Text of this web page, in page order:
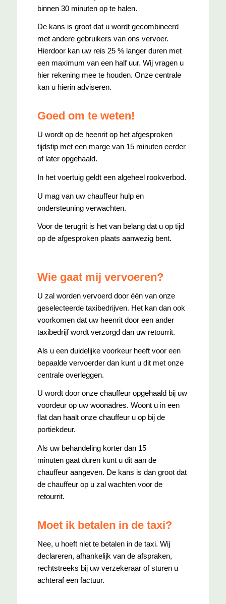
binnen 30 minuten op te halen.
De kans is groot dat u wordt gecombineerd
met andere gebruikers van ons vervoer.
Hierdoor kan uw reis 25 % langer duren met
een maximum van een half uur. Wij vragen u
hier rekening mee te houden. Onze centrale
kan u hierin adviseren.
Goed om te weten!
U wordt op de heenrit op het afgesproken
tijdstip met een marge van 15 minuten eerder
of later opgehaald.
In het voertuig geldt een algeheel rookverbod.
U mag van uw chauffeur hulp en
ondersteuning verwachten.
Voor de terugrit is het van belang dat u op tijd
op de afgesproken plaats aanwezig bent.
Wie gaat mij vervoeren?
U zal worden vervoerd door één van onze
geselecteerde taxibedrijven. Het kan dan ook
voorkomen dat uw heenrit door een ander
taxibedrijf wordt verzorgd dan uw retourrit.
Als u een duidelijke voorkeur heeft voor een
bepaalde vervoerder dan kunt u dit met onze
centrale overleggen.
U wordt door onze chauffeur opgehaald bij uw
voordeur op uw woonadres. Woont u in een
flat dan haalt onze chauffeur u op bij de
portiekdeur.
Als uw behandeling korter dan 15
minuten gaat duren kunt u dit aan de
chauffeur aangeven. De kans is dan groot dat
de chauffeur op u zal wachten voor de
retourrit.
Moet ik betalen in de taxi?
Nee, u hoeft niet te betalen in de taxi. Wij
declareren, afhankelijk van de afspraken,
rechtstreeks bij uw verzekeraar of sturen u
achteraf een factuur.